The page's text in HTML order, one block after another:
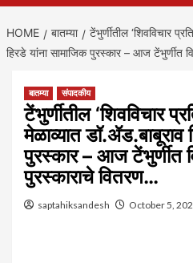
HOME बातम्या
टेंभुर्णीतील ‘शिवविचार
हिरडे यांना सामाजिक पुरस्कार – आज टेंभुर्णीत
बातम्या संपादकीय
टेंभुर्णीतील ‘शिवविचार
मेळाव्यात डॉ.ॲड.बाबूराव
पुरस्कार – आज टेंभुर्णीत
पुरस्काराचे वितरण…
saptahiksandesh October 5,